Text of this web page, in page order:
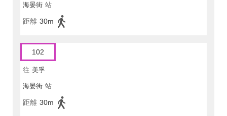
海晏街 站
距離 30m
102
往 美孚
海晏街 站
距離 30m